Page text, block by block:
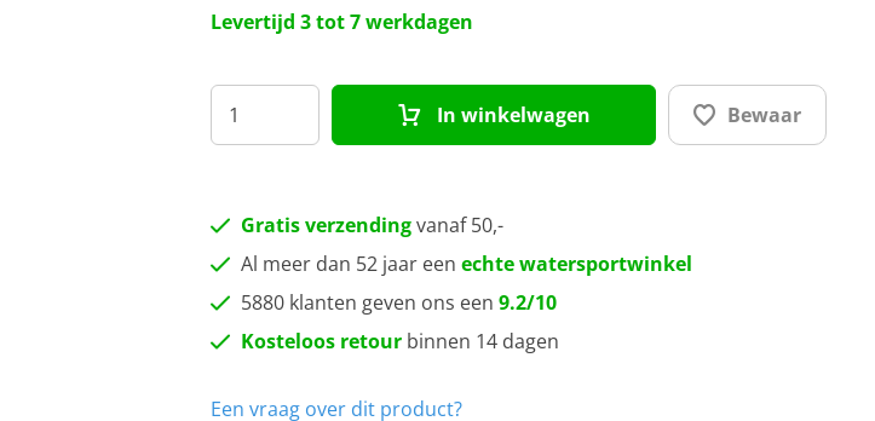
Levertijd 3 tot 7 werkdagen
In winkelwagen Bewaar
Gratis verzendingvanaf 50,-
Al meer dan 52 jaar een echte watersportwinkel
5880 klanten geven ons een 9.2/10
Kosteloos retourbinnen 14 dagen
Een vraag over dit product?